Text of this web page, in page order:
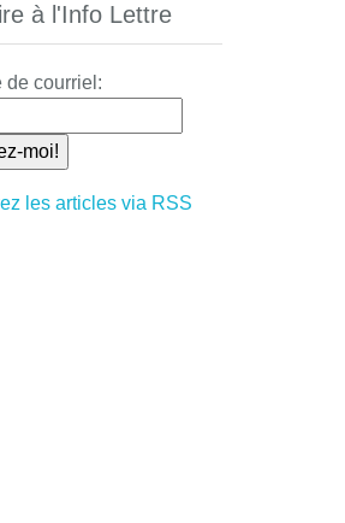
à l'Info Lettre
de courriel:
les articles via RSS